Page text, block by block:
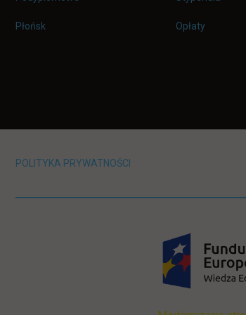
Płońsk Opłaty
POLITYKA PRYWATNOŚCI